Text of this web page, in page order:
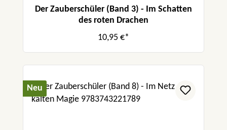
Der Zauberschüler (Band 3) - Im Schatten
des roten Drachen
10,95 €*
Neu